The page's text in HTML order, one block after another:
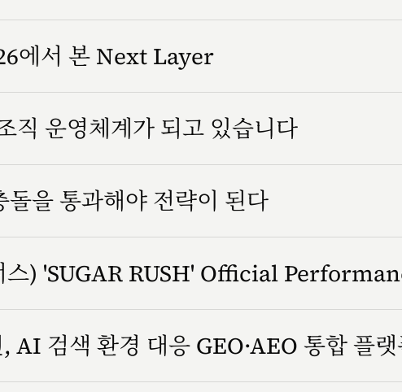
에서 본 Next Layer
직 운영체계가 되고 있습니다
돌을 통과해야 전략이 된다
스) 'SUGAR RUSH' Official
AI 검색 환경 대응 GEO·AEO 통합 플